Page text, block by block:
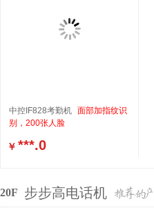
中控IF828考勤机 面部加指纹识
别，200张人脸
￥ ***.0
20F 步步高电话机